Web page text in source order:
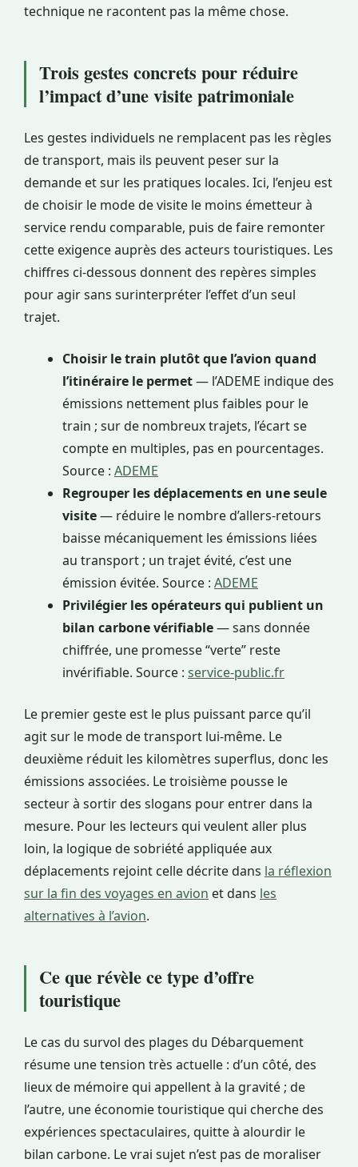
technique ne racontent pas la même chose.
Trois gestes concrets pour réduire
l’impact d’une visite patrimoniale
Les gestes individuels ne remplacent pas les règles
de transport, mais ils peuvent peser sur la
demande et sur les pratiques locales. Ici, l’enjeu est
de choisir le mode de visite le moins émetteur à
service rendu comparable, puis de faire remonter
cette exigence auprès des acteurs touristiques. Les
chiffres ci-dessous donnent des repères simples
pour agir sans surinterpréter l’effet d’un seul
trajet.
Choisir le train plutôt que l’avion quand
l’itinéraire le permet— l’ADEME indique des
émissions nettement plus faibles pour le
train ; sur de nombreux trajets, l’écart se
compte en multiples, pas en pourcentages.
Source : ADEME
Regrouper les déplacements en une seule
visite— réduire le nombre d’allers-retours
baisse mécaniquement les émissions liées
au transport ; un trajet évité, c’est une
émission évitée. Source : ADEME
Privilégier les opérateurs qui publient un
bilan carbone vérifiable— sans donnée
chiffrée, une promesse “verte” reste
invérifiable. Source : service-public.fr
Le premier geste est le plus puissant parce qu’il
agit sur le mode de transport lui-même. Le
deuxième réduit les kilomètres superflus, donc les
émissions associées. Le troisième pousse le
secteur à sortir des slogans pour entrer dans la
mesure. Pour les lecteurs qui veulent aller plus
loin, la logique de sobriété appliquée aux
déplacements rejoint celle décrite dans la réflexion
sur la fin des voyages en avion et dans les
alternatives à l’avion.
Ce que révèle ce type d’offre
touristique
Le cas du survol des plages du Débarquement
résume une tension très actuelle : d’un côté, des
lieux de mémoire qui appellent à la gravité ; de
l’autre, une économie touristique qui cherche des
expériences spectaculaires, quitte à alourdir le
bilan carbone. Le vrai sujet n’est pas de moraliser